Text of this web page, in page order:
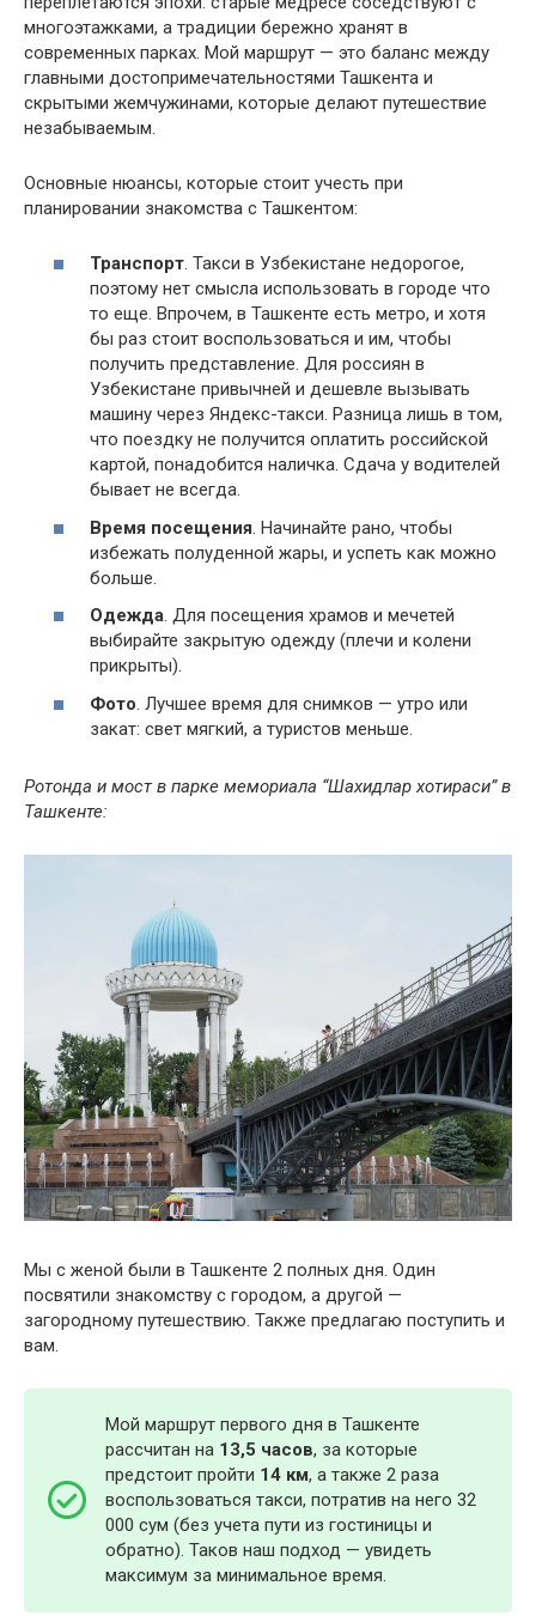
многоэтажками, а традиции бережно хранят в
современных парках. Мой маршрут — это баланс между
главными достопримечательностями Ташкента и
скрытыми жемчужинами, которые делают путешествие
незабываемым.
Основные нюансы, которые стоит учесть при
планировании знакомства с Ташкентом:
Транспорт. Такси в Узбекистане недорогое,
поэтому нет смысла использовать в городе что
то еще. Впрочем, в Ташкенте есть метро, и хотя
бы раз стоит воспользоваться и им, чтобы
получить представление. Для россиян в
Узбекистане привычней и дешевле вызывать
машину через Яндекс-такси. Разница лишь в том,
что поездку не получится оплатить российской
картой, понадобится наличка. Сдача у водителей
бывает не всегда.
Время посещения . Начинайте рано, чтобы
избежать полуденной жары, и успеть как можно
больше.
Одежда. Для посещения храмов и мечетей
выбирайте закрытую одежду (плечи и колени
прикрыты).
Фото . Лучшее время для снимков — утро или
закат: свет мягкий, а туристов меньше.
Ротонда и мост в парке мемориала “Шахидлар хотираси” в
Ташкенте:
Мы с женой были в Ташкенте 2 полных дня. Один
посвятили знакомству с городом, а другой —
загородному путешествию. Также предлагаю поступить и
вам.
Мой маршрут первого дня в Ташкенте
рассчитан на 13,5 часов, за которые
предстоит пройти 14 км, а также 2 раза
воспользоваться такси, потратив на него 32
000 сум (без учета пути из гостиницы и
обратно). Таков наш подход — увидеть
максимум за минимальное время.